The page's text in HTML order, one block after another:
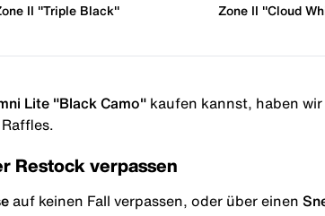
II "Triple Black"
Zone II "Cloud
Lite "Black Camo" kaufen kannst, haben
Restock verpassen
auf keinen Fall verpassen, oder über einen